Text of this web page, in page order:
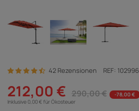
42 Rezensionen REF: 102996
212,00 € 290,00 €
-78,00 €
Inklusive 0,00 € für Ökosteuer